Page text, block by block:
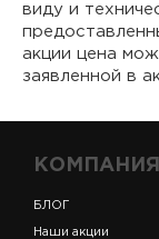
виду и
акции цена
заявленной в
КОМПАНИЯ
БЛОГ
Наши акции